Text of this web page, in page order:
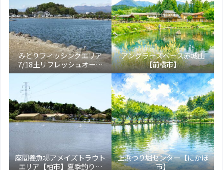
みどりフィッシングエリア
7/18土リフレッシュオープ
ン！【大田原市】
アングラーズベース赤城山
【前橋市】
座間養魚場アメイズトラウト
エリア【柏市】夏季釣り場
上浜つり堀センター【にかほ
市】